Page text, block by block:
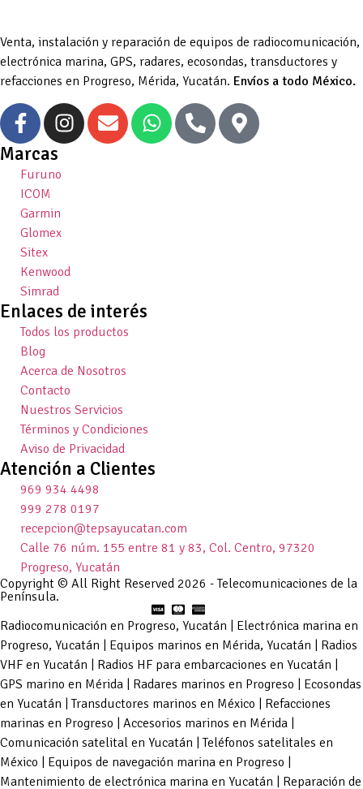
Venta, instalación y reparación de equipos de radiocomunicación,
electrónica marina, GPS, radares, ecosondas, transductores y
refacciones en Progreso, Mérida, Yucatán. Envíos a todo México.
Marcas
Furuno
ICOM
Garmin
Glomex
Sitex
Kenwood
Simrad
Enlaces de interés
Todos los productos
Blog
Acerca de Nosotros
Contacto
Nuestros Servicios
Términos y Condiciones
Aviso de Privacidad
Atención a Clientes
969 934 4498
999 278 0197
recepcion@tepsayucatan.com
Calle 76 núm. 155 entre 81 y 83, Col. Centro, 97320
Progreso, Yucatán
Copyright © All Right Reserved 2026 - Telecomunicaciones de la
Península.
Radiocomunicación en Progreso, Yucatán | Electrónica marina en
Progreso, Yucatán | Equipos marinos en Mérida, Yucatán | Radios
VHF en Yucatán | Radios HF para embarcaciones en Yucatán |
GPS marino en Mérida | Radares marinos en Progreso | Ecosondas
en Yucatán | Transductores marinos en México | Refacciones
marinas en Progreso | Accesorios marinos en Mérida |
Comunicación satelital en Yucatán | Teléfonos satelitales en
México | Equipos de navegación marina en Progreso |
Mantenimiento de electrónica marina en Yucatán | Reparación de